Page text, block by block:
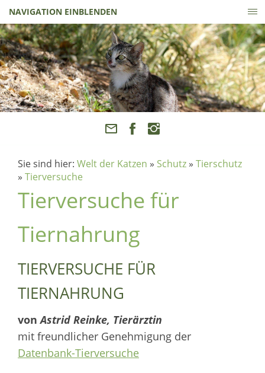
NAVIGATION EINBLENDEN
Sie sind hier: Welt der Katzen » Schutz » Tierschutz
» Tierversuche
Tierversuche für
Tiernahrung
TIERVERSUCHE FÜR
TIERNAHRUNG
vonAstrid Reinke, Tierärztin
mit freundlicher Genehmigung der
Datenbank-Tierversuche